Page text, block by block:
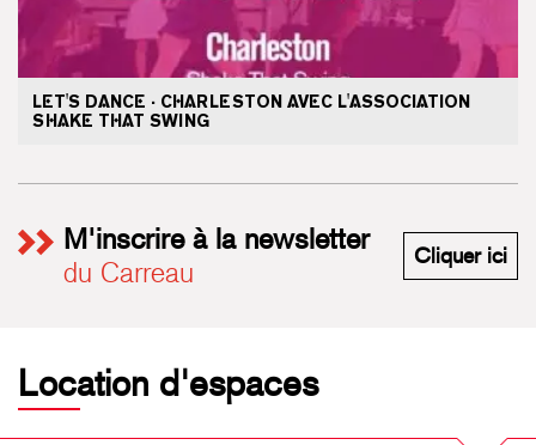
LET'S DANCE · CHARLESTON AVEC L'ASSOCIATION
SHAKE THAT SWING
M'inscrire à la newsletter
du Carreau
Cliquer ici
Location d'espaces